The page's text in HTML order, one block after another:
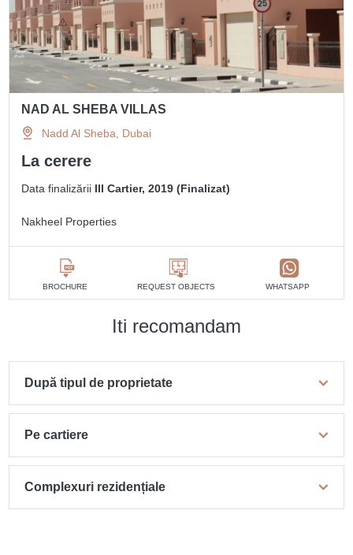
NAD AL SHEBA VILLAS
Nadd Al Sheba, Dubai
La cerere
Data finalizării III Cartier, 2019 (Finalizat)
Nakheel Properties
BROCHURE REQUEST OBJECTS WHATSAPP
Iti recomandam
După tipul de proprietate
Pe cartiere
Complexuri rezidențiale